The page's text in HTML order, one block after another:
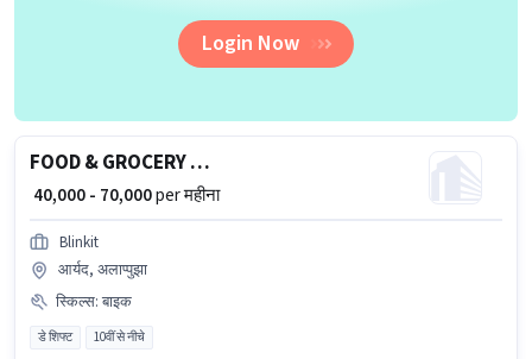
Login Now
FOOD & GROCERY DELIVERY BOY
₹ 40,000 - 70,000per महीना
Blinkit
आर्यद, अलाप्पुझा
स्किल्स: बाइक
डे शिफ्ट 10वीं से नीचे